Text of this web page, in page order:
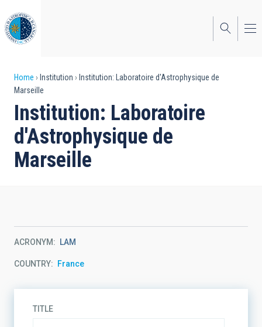
to
main
content
Breadcrumb
Home Institution
Institution: Laboratoire d'Astrophysique de
Marseille
Institution: Laboratoire
d'Astrophysique de
Marseille
ACRONYM LAM
COUNTRY France
TITLE